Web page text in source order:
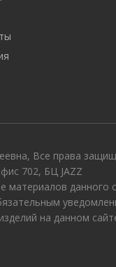
Все права
702, БЦ JAZZ
материалов данного
на данном